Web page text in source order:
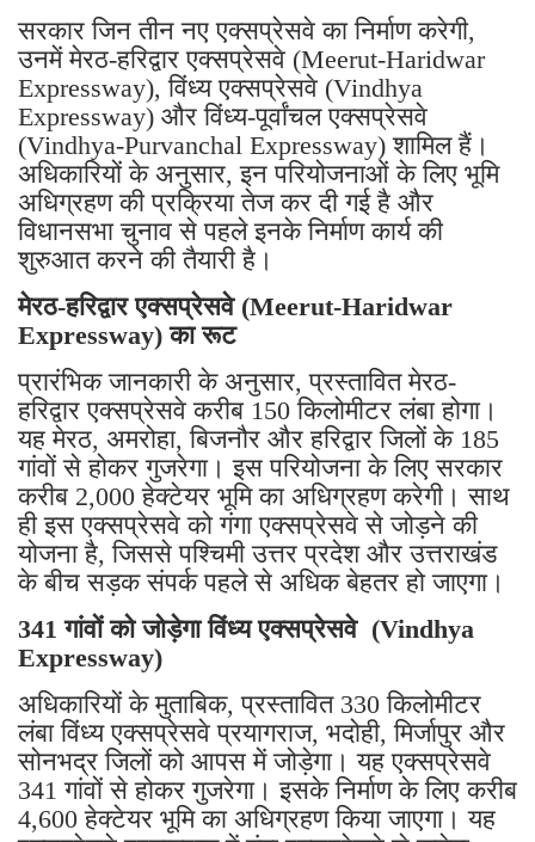
सरकार जिन तीन नए एक्सप्रेसवे का निर्माण करेगी,
उनमें मेरठ-हरिद्वार एक्सप्रेसवे (Meerut-Haridwar
Expressway), विंध्य एक्सप्रेसवे (Vindhya
Expressway) और विंध्य-पूर्वांचल एक्सप्रेसवे
(Vindhya-Purvanchal Expressway) शामिल हैं।
अधिकारियों के अनुसार, इन परियोजनाओं के लिए भूमि
अधिग्रहण की प्रक्रिया तेज कर दी गई है और
विधानसभा चुनाव से पहले इनके निर्माण कार्य की
शुरुआत करने की तैयारी है।
मेरठ-हरिद्वार एक्सप्रेसवे (Meerut-Haridwar
Expressway) का रूट
प्रारंभिक जानकारी के अनुसार, प्रस्तावित मेरठ-
हरिद्वार एक्सप्रेसवे करीब 150 किलोमीटर लंबा होगा।
यह मेरठ, अमरोहा, बिजनौर और हरिद्वार जिलों के 185
गांवों से होकर गुजरेगा। इस परियोजना के लिए सरकार
करीब 2,000 हेक्टेयर भूमि का अधिग्रहण करेगी। साथ
ही इस एक्सप्रेसवे को गंगा एक्सप्रेसवे से जोड़ने की
योजना है, जिससे पश्चिमी उत्तर प्रदेश और उत्तराखंड
के बीच सड़क संपर्क पहले से अधिक बेहतर हो जाएगा।
341 गांवों को जोड़ेगा विंध्य एक्सप्रेसवे (Vindhya
Expressway)
अधिकारियों के मुताबिक, प्रस्तावित 330 किलोमीटर
लंबा विंध्य एक्सप्रेसवे प्रयागराज, भदोही, मिर्जापुर और
सोनभद्र जिलों को आपस में जोड़ेगा। यह एक्सप्रेसवे
341 गांवों से होकर गुजरेगा। इसके निर्माण के लिए करीब
4,600 हेक्टेयर भूमि का अधिग्रहण किया जाएगा। यह